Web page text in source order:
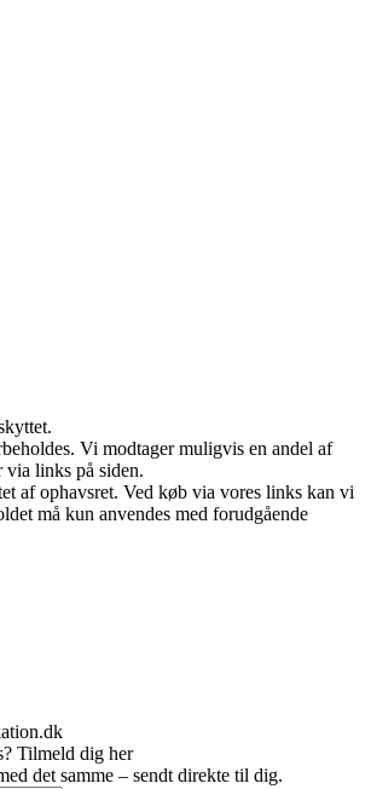
Vi modtager muligvis en andel af
via links på siden.
af ophavsret. Ved køb via vores links kan vi
må kun anvendes med forudgående
Tilmeld dig her
det samme – sendt direkte til dig.